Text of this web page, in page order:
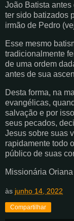
João Batista
ter sido batizados
irmão de Pedro
Esse mesmo
tradicionalmente
de uma ordem
antes de sua
Desta forma, na
evangélicas,
salvação e por
seus pecados,
Jesus sobre suas
rapidamente todo
público de suas
Missionária
às junho 14, 2022
Compartilhar